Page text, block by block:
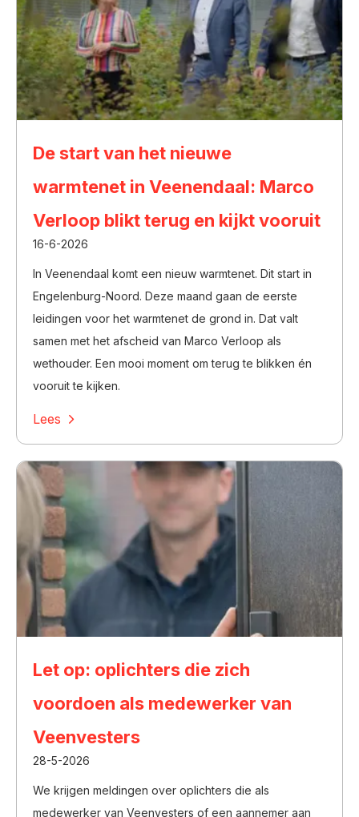
De start van het nieuwe
warmtenet in Veenendaal: Marco
Verloop blikt terug en kijkt vooruit
16-6-2026
In Veenendaal komt een nieuw warmtenet. Dit start in
Engelenburg-Noord. Deze maand gaan de eerste
leidingen voor het warmtenet de grond in. Dat valt
samen met het afscheid van Marco Verloop als
wethouder. Een mooi moment om terug te blikken én
vooruit te kijken.
Lees
Let op: oplichters die zich
voordoen als medewerker van
Veenvesters
28-5-2026
We krijgen meldingen over oplichters die als
medewerker van Veenvesters of een aannemer aan